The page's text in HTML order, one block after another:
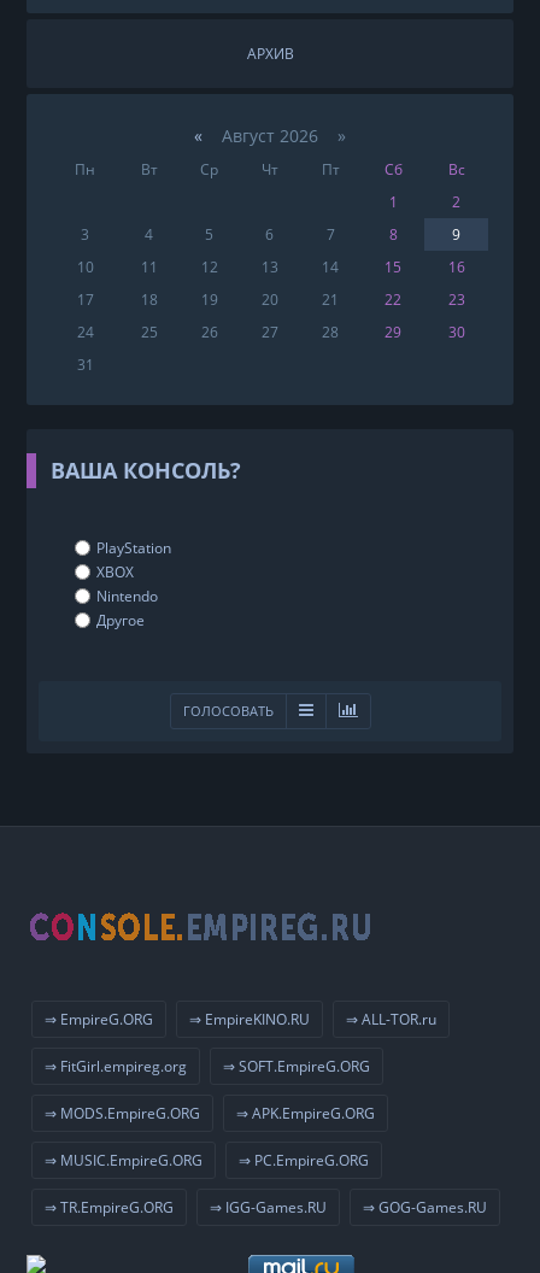
АРХИВ
«Август 2026 »
Пн Вт Ср Чт Пт Сб
Вс
1
2
3
4 5 6 7 8
9
10
11 12 13 14 15
16
17
18 19 20 21 22
23
24
25 26 27 28 29
30
31
ВАША КОНСОЛЬ?
PlayStation
XBOX
Nintendo
Другое
ГОЛОСОВАТЬ
⇒ EmpireG.ORG ⇒ EmpireKINO.RU ⇒ ALL-TOR.ru
⇒ FitGirl.empireg.org ⇒ SOFT.EmpireG.ORG
⇒ MODS.EmpireG.ORG ⇒ APK.EmpireG.ORG
⇒ MUSIC.EmpireG.ORG ⇒ PC.EmpireG.ORG
⇒ TR.EmpireG.ORG ⇒ IGG-Games.RU ⇒ GOG-Games.RU